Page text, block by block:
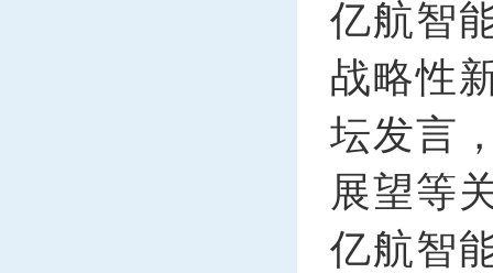
亿航智
战略性
坛发言
展望等
亿航智